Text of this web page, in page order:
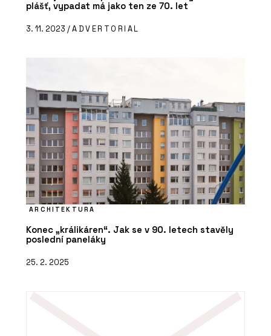
plášť, vypadat má jako ten ze 70. let
3. 11. 2023 /ADVERTORIAL
ARCHITEKTURA
Konec „králikáren“. Jak se v 90. letech stavěly
poslední paneláky
25. 2. 2025